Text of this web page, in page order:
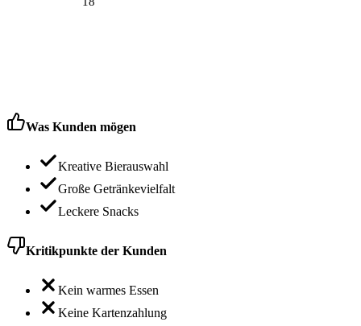
Was Kunden mögen
Kreative Bierauswahl
Große Getränkevielfalt
Leckere Snacks
Kritikpunkte der Kunden
Kein warmes Essen
Keine Kartenzahlung